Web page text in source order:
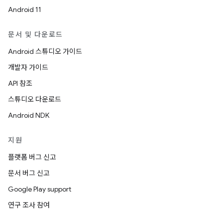
Android 11
문서 및 다운로드
Android 스튜디오 가이드
개발자 가이드
API 참조
스튜디오 다운로드
Android NDK
지원
플랫폼 버그 신고
문서 버그 신고
Google Play support
연구 조사 참여